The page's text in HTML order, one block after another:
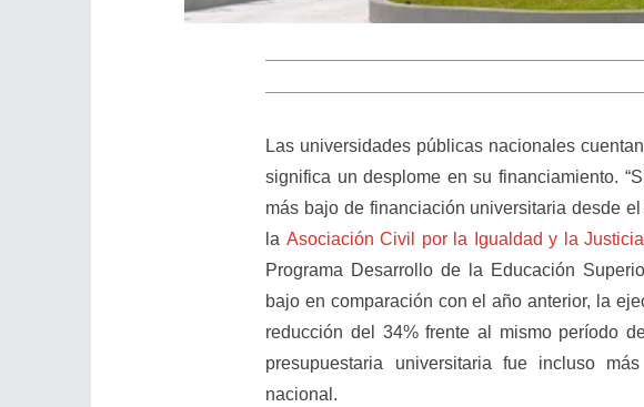
Las universidades públicas nacionales
significa un desplome en su financiamiento.
más bajo de financiación universitaria desde
la Asociación Civil por la Igualdad y la
Programa Desarrollo de la Educación
bajo en comparación con el año anterior, la
reducción del 34% frente al mismo período
presupuestaria universitaria fue incluso
nacional.